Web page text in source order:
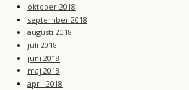
oktober 2018
september 2018
augusti 2018
juli 2018
juni 2018
maj 2018
april 2018